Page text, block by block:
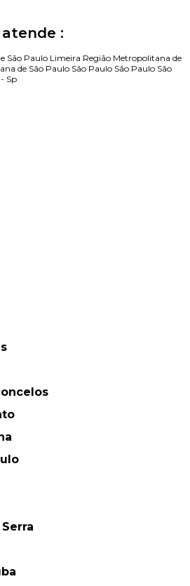
:
São Paulo Limeira Região Metropolitana de
de São Paulo São Paulo São Paulo São
Sp